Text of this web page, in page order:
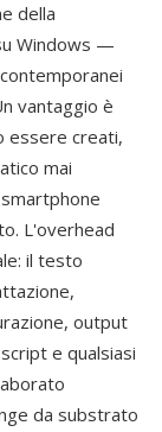
della
Windows —
vantaggio è
essere creati,
mai
L'overhead
il testo
output
e qualsiasi
da substrato